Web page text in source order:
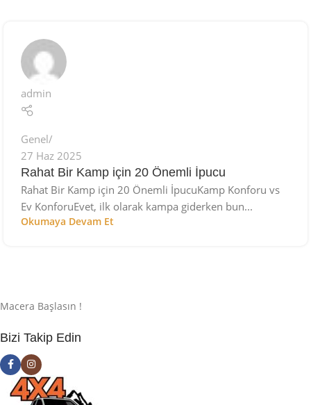
admin
Genel
27 Haz 2025
Rahat Bir Kamp için 20 Önemli İpucu
Rahat Bir Kamp için 20 Önemli İpucuKamp Konforu vs
Ev KonforuEvet, ilk olarak kampa giderken bun...
Okumaya Devam Et
Macera Başlasın !
Bizi Takip Edin